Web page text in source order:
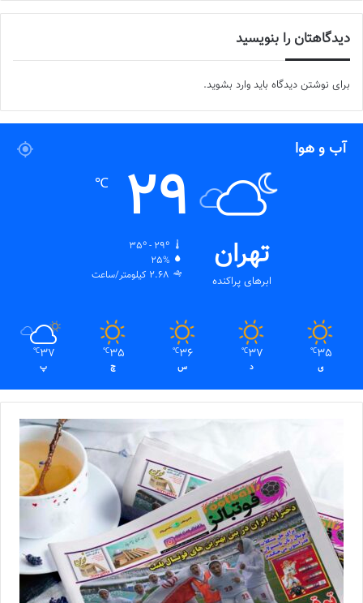
دیدگاهتان را بنویسید
برای نوشتن دیدگاه باید وارد بشوید.
آب و هوا
تهران
ابرهای پراکنده
29
℃
35º - 29º
25%
2.68 کیلومتر/ساعت
35
℃
ی
37
℃
د
36
℃
س
35
℃
چ
37
℃
پ